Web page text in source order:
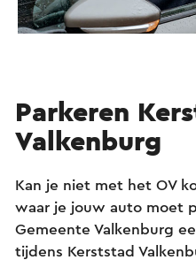
Parkeren
Valkenburg
Kan je niet met het OV
waar je jouw auto moet
Gemeente Valkenburg
tijdens Kerststad